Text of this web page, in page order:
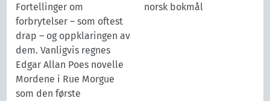
Fortellinger om
forbrytelser – som oftest
drap – og oppklaringen av
dem. Vanligvis regnes
Edgar Allan Poes novelle
Mordene i Rue Morgue
som den første
norsk bokmål